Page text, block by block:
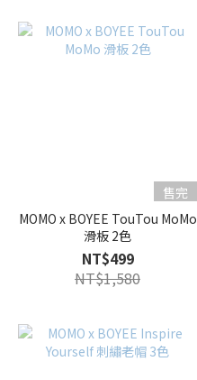
售完
MOMO x BOYEE TouTou MoMo
滑板 2色
NT$499
NT$1,580